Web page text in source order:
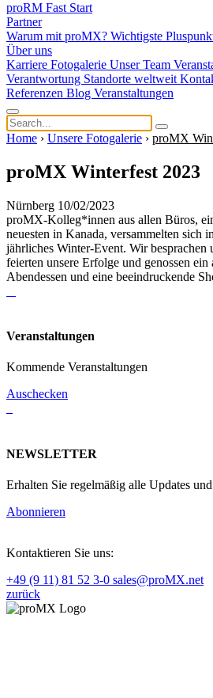
proRM Fast Start
Partner
Warum mit proMX? Wichtigste
Über uns
Karriere Fotogalerie Unser Team
Verantwortung Standorte weltweit
Referenzen Blog Veranstaltungen
Home › Unsere Fotogalerie › proMX
proMX Winterfest 2023
Nürnberg 10/02/2023
proMX-Kolleg*innen aus allen Büros,
neuesten in Kanada, versammelten sich
jährliches Winter-Event. Wir besprachen
feierten unsere Erfolge und genossen ein
Abendessen und eine beeindruckende
Veranstaltungen
Kommende Veranstaltungen
Auschecken
NEWSLETTER
Erhalten Sie regelmäßig alle Updates
Abonnieren
Kontaktieren Sie uns:
+49 (9 11) 81 52 3-0 sales@proMX.net
zurück